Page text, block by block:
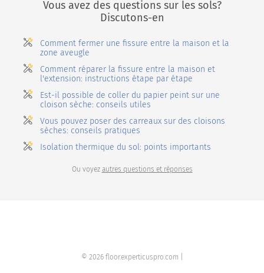
Vous avez des questions sur les sols?
Discutons-en
Comment fermer une fissure entre la maison et la
zone aveugle
Comment réparer la fissure entre la maison et
l'extension: instructions étape par étape
Est-il possible de coller du papier peint sur une
cloison sèche: conseils utiles
Vous pouvez poser des carreaux sur des cloisons
sèches: conseils pratiques
Isolation thermique du sol: points importants
Ou voyez autres questions et réponses
© 2026 floor.experticuspro.com |